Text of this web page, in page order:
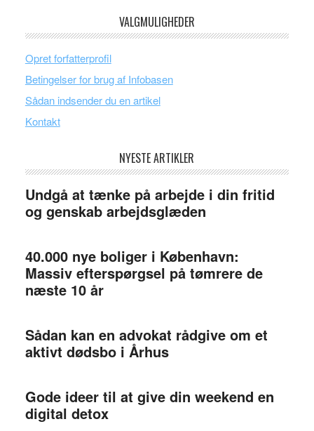
VALGMULIGHEDER
Opret forfatterprofil
Betingelser for brug af Infobasen
Sådan indsender du en artikel
Kontakt
NYESTE ARTIKLER
Undgå at tænke på arbejde i din fritid
og genskab arbejdsglæden
40.000 nye boliger i København:
Massiv efterspørgsel på tømrere de
næste 10 år
Sådan kan en advokat rådgive om et
aktivt dødsbo i Århus
Gode ideer til at give din weekend en
digital detox